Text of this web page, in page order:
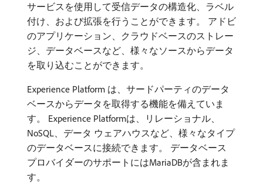
サービスを使用して受信データの構造化、ラベル
付け、および拡張を行うことができます。 アドビ
のアプリケーション、クラウドベースのストレー
ジ、データベースなど、様々なソースからデータ
を取り込むことができます。
Experience Platform は、サードパーティのデータ
ベースからデータを取得する機能を備えていま
す。 Experience Platformは、リレーショナル、
NoSQL、データ ウェアハウスなど、様々なタイプ
のデータベースに接続できます。 データベース
プロバイダーのサポートにはMariaDBが含まれま
す。